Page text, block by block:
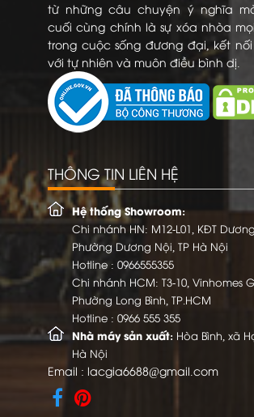
từ những câu chuyện ý nghĩa
cuối cùng chính là sự xóa nhòa
trong cuộc sống đương đại, kết
với tự nhiên và muôn điều bình dị.
THÔNG TIN LIÊN HỆ
Hệ thống Showroom:
Chi nhánh HN: M12-L01, KĐT
Phường Dương Nội, TP Hà Nội
Hotline : 0966555355
Chi nhánh HCM: T3-10, Vinhomes
Phường Long Bình, TP.HCM
Hotline : 0966 555 355
Nhà máy sản xuất: Hòa Bình, xã
Hà Nội
Email : lacgia6688@gmail.com